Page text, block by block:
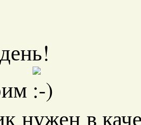
нужен в